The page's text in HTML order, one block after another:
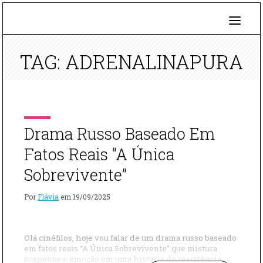
TAG: ADRENALINAPURA
Drama Russo Baseado Em
Fatos Reais “A Única
Sobrevivente”
PorFlávia em 19/09/2025
Olá cinéfilos, hoje vou falar de um drama russo baseado
em fatos reais “A Única Sobrevivente” que mistura
suspense e emoção em uma história de resistência